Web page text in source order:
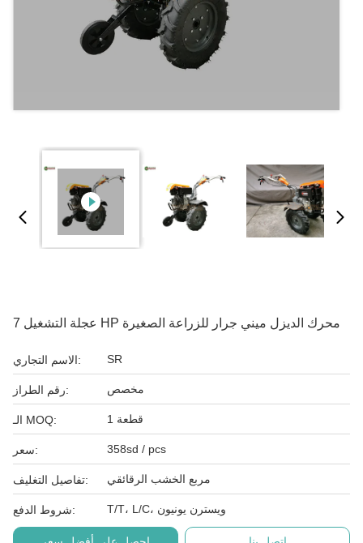
عجلة التشغيل 7 HP محرك الديزل ميني جرار للزراعة الصغيرة
الاسم التجاري: SR
رقم الطراز: مخصص
الـ MOQ: 1 قطعة
سعر: 358sd / pcs
تفاصيل التغليف: مربع الخشب الرقائقي
شروط الدفع: T/T، L/C، ويسترن يونيون